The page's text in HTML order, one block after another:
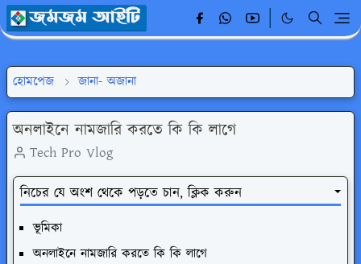
হোমপেজ জানা- অজানা
অনলাইনে নামজারি করতে কি কি লাগে
Tech Pro Vlog
নিচের যে অংশ থেকে পড়তে চান, ক্লিক করুন
ভূমিকা
অনলাইনে নামজারি করতে কি কি লাগে